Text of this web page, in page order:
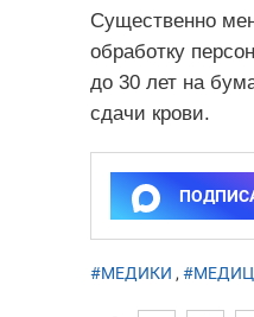
Существенно
обработку
до 30 лет на
сдачи крови.
#МЕДИКИ ,